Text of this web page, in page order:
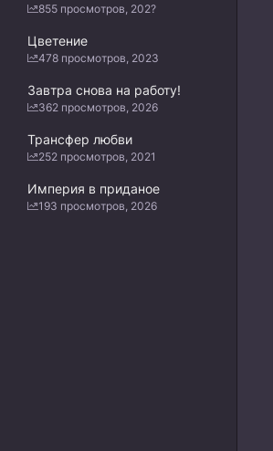
855 просмотров, 202?
Цветение
478 просмотров, 2023
Завтра снова на работу!
362 просмотров, 2026
Трансфер любви
252 просмотров, 2021
Империя в приданое
193 просмотров, 2026